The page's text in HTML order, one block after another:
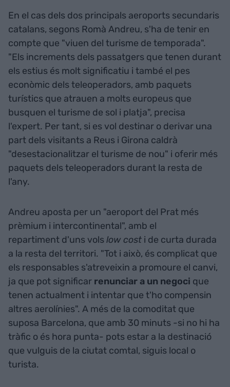
En el cas dels dos principals aeroports secundaris
catalans, segons Romà Andreu, s'ha de tenir en
compte que "viuen del turisme de temporada".
"Els increments dels passatgers que tenen durant
els estius és molt significatiu i també el pes
econòmic dels teleoperadors, amb paquets
turístics que atrauen a molts europeus que
busquen el turisme de sol i platja", precisa
l'expert. Per tant, si es vol destinar o derivar una
part dels visitants a Reus i Girona caldrà
"desestacionalitzar el turisme de nou" i oferir més
paquets dels teleoperadors durant la resta de
l'any.
Andreu aposta per un "aeroport del Prat més
prèmium i intercontinental", amb el
repartiment d'uns volslow cost i de curta durada
a la resta del territori. "Tot i això, és complicat que
els responsables s'atreveixin a promoure el canvi,
ja que pot significar renunciar a un negoci que
tenen actualment i intentar que t'ho compensin
altres aerolínies". A més de la comoditat que
suposa Barcelona, que amb 30 minuts -si no hi ha
tràfic o és hora punta- pots estar a la destinació
que vulguis de la ciutat comtal, siguis local o
turista.